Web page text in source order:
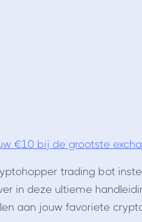
€10 bij de grootste
trading bot
in deze ultieme
aan jouw favoriete